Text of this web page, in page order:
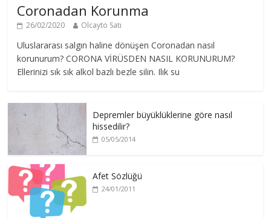
Coronadan Korunma
26/02/2020 Olcayto Satı
Uluslararası salgın haline dönüşen Coronadan nasıl
korunurum? CORONA VİRÜSDEN NASIL KORUNURUM?
Ellerinizi sık sık alkol bazlı bezle silin. Ilık su
Depremler büyüklüklerine göre nasıl
hissedilir?
05/05/2014
Afet Sözlüğü
24/01/2011